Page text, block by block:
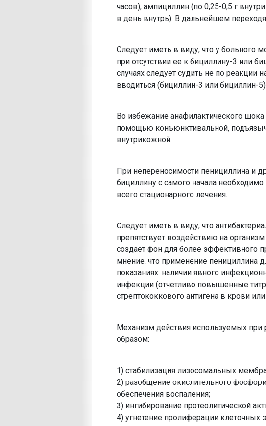
часов), ампициллин (по 0,25-0,5 г
в день внутрь). В дальнейшем
Следует иметь в виду, что у больного
при отсутствии ее к бициллину-3 или
случаях следует судить не по реакции
вводиться (бициллин-3 или бициллин-5).
Во избежание анафилактического шока
помощью конъюнктивальной,
внутрикожной.
При непереносимости пенициллина и
бициллину с самого начала
всего стационарного лечения.
Следует иметь в виду, что
препятствует воздействию на
создает фон для более эффективного
мнение, что применение пенициллина
показаниях: наличии явного
инфекции (отчетливо повышенные
стрептококкового антигена в крови
Механизм действия используемых
образом:
1) стабилизация лизосомальных
2) разобщение окислительного
обеспечения воспаления;
3) ингибирование протеолитической
4) угнетение пролиферации клеточных